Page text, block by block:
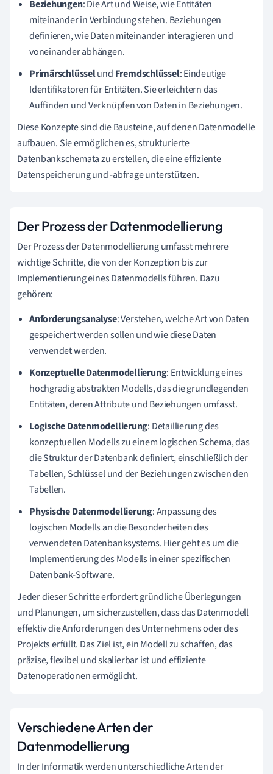
Beziehungen: Die Art und Weise, wie Entitäten
miteinander in Verbindung stehen. Beziehungen
definieren, wie Daten miteinander interagieren und
voneinander abhängen.
Primärschlüsselund Fremdschlüssel: Eindeutige
Identifikatoren für Entitäten. Sie erleichtern das
Auffinden und Verknüpfen von Daten in Beziehungen.
Diese Konzepte sind die Bausteine, auf denen Datenmodelle
aufbauen. Sie ermöglichen es, strukturierte
Datenbankschemata zu erstellen, die eine effiziente
Datenspeicherung und -abfrage unterstützen.
Der Prozess der Datenmodellierung
Der Prozess der Datenmodellierung umfasst mehrere
wichtige Schritte, die von der Konzeption bis zur
Implementierung eines Datenmodells führen. Dazu
gehören:
Anforderungsanalyse: Verstehen, welche Art von Daten
gespeichert werden sollen und wie diese Daten
verwendet werden.
Konzeptuelle Datenmodellierung: Entwicklung eines
hochgradig abstrakten Modells, das die grundlegenden
Entitäten, deren Attribute und Beziehungen umfasst.
Logische Datenmodellierung: Detaillierung des
konzeptuellen Modells zu einem logischen Schema, das
die Struktur der Datenbank definiert, einschließlich der
Tabellen, Schlüssel und der Beziehungen zwischen den
Tabellen.
Physische Datenmodellierung: Anpassung des
logischen Modells an die Besonderheiten des
verwendeten Datenbanksystems. Hier geht es um die
Implementierung des Modells in einer spezifischen
Datenbank-Software.
Jeder dieser Schritte erfordert gründliche Überlegungen
und Planungen, um sicherzustellen, dass das Datenmodell
effektiv die Anforderungen des Unternehmens oder des
Projekts erfüllt. Das Ziel ist, ein Modell zu schaffen, das
präzise, flexibel und skalierbar ist und effiziente
Datenoperationen ermöglicht.
Verschiedene Arten der
Datenmodellierung
In der Informatik werden unterschiedliche Arten der